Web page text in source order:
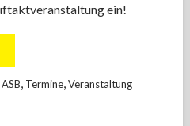
ein!
ASB, Termine,Veranstaltung